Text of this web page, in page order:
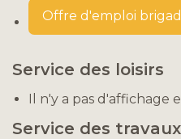
Offre d'emploi
Service des loisirs
Il n'y a pas d'affichage
Service des